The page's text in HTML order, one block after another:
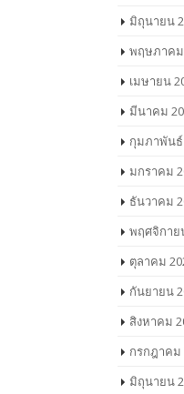
มิถุนายน
พฤษภาคม
เมษายน
มีนาคม
กุมภาพันธ์
มกราคม
ธันวาคม
พฤศจิกาย
ตุลาคม
กันยายน
สิงหาคม
กรกฎาคม
มิถุนายน